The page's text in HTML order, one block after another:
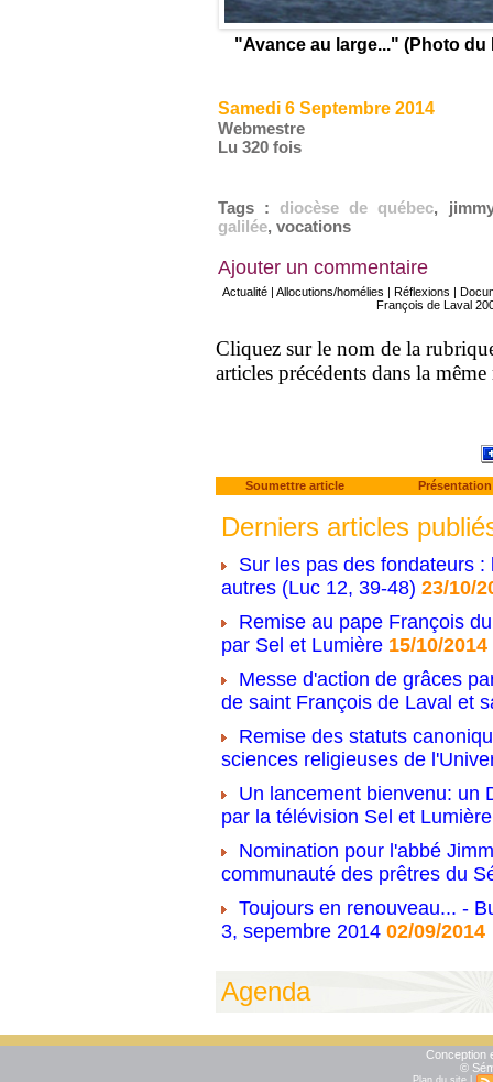
"Avance au large..." (Photo du
Samedi 6 Septembre 2014
Webmestre
Lu 320 fois
Tags : diocèse de québec,
galilée, vocations
Ajouter un commentaire
Actualité |Allocutions/homélies |Réflexions |
François de Laval
Cliquez sur le nom de la
articles précédents dans la
Soumettre article Présentation
Derniers articles
Sur les pas des fondateurs :
autres (Luc 12, 39-48) 23/10/
Remise au pape François
par Sel et Lumière 15/10/2014
Messe d'action de grâces
de saint François de Laval et
Remise des statuts
sciences religieuses de
Un lancement bienvenu: un
par la télévision Sel et Lumière
Nomination pour l'abbé
communauté des prêtres du
Toujours en renouveau... -
3, sepembre 2014 02/09/2014
Agenda
Conception
©
Plan du site